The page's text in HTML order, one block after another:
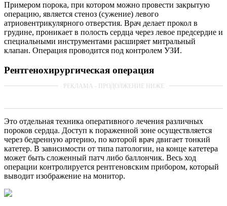
Примером порока, при котором можно провести закрытую
операцию, является стеноз (сужение) левого
атриовентрикулярного отверстия. Врач делает прокол в
грудине, проникает в полость сердца через левое предсердие и
специальными инструментами расширяет митральный
клапан. Операция проводится под контролем УЗИ.
Рентгенохирургическая операция
Это отдельная техника оперативного лечения различных
пороков сердца. Доступ к пораженной зоне осуществляется
через бедренную артерию, по которой врач двигает тонкий
катетер. В зависимости от типа патологии, на конце катетера
может быть сложенный патч либо баллончик. Весь ход
операции контролируется рентгеновским прибором, который
выводит изображение на монитор.